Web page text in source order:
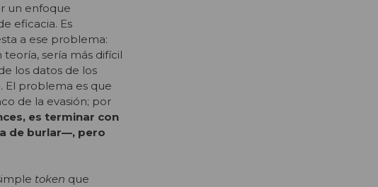
un enfoque
eficacia. Es
a ese problema:
sería más difícil
los datos de los
El problema es que
de la evasión; por
es terminar con
de burlar—, pero
token que